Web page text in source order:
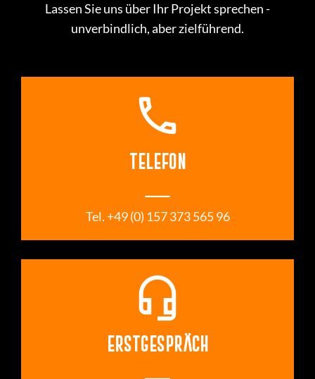
Lassen Sie uns über Ihr Projekt sprechen -
unverbindlich, aber zielführend.
call
TELEFON
Tel. +49 (0) 157 373 565 96
headset_mic
ERSTGESPRÄCH